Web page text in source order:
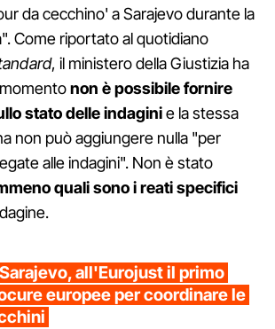
da cecchino' a Sarajevo durante la
Come riportato al quotidiano
, il ministero della Giustizia ha
non è possibile fornire
stato delle indaginie la stessa
non può aggiungere nulla "per
alle indagini". Non è stato
quali sono i reati specifici
all'Eurojust il primo
europee per coordinare le